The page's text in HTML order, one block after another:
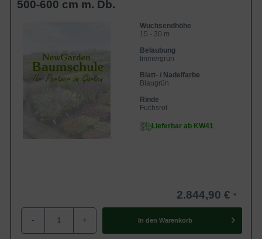
500-600 cm m. Db.
Wuchsendhöhe
15 - 30 m
Belaubung
Immergrün
Blatt- / Nadelfarbe
Blaugrün
Rinde
Fuchsrot
Lieferbar ab KW41
2.844,90 €
- + In den Warenkorb